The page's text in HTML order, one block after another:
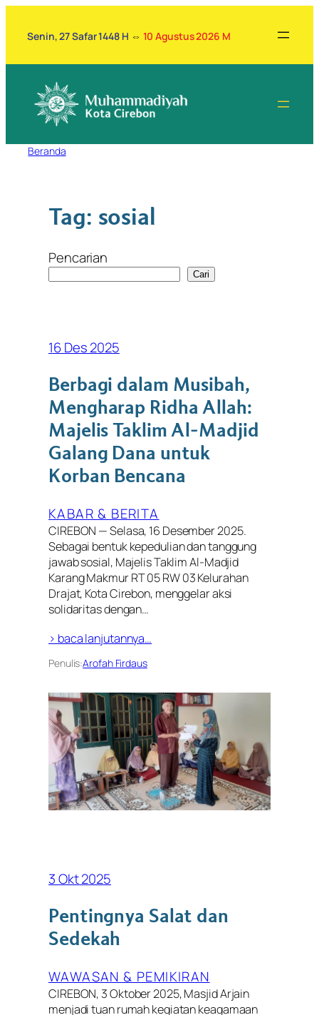
Senin, 27 Safar 1448 H ⇔ 10 Agustus 2026 M
Beranda
Tag: sosial
Pencarian
Cari
16 Des 2025
Berbagi dalam Musibah,
Mengharap Ridha Allah:
Majelis Taklim Al-Madjid
Galang Dana untuk
Korban Bencana
KABAR & BERITA
CIREBON — Selasa, 16 Desember 2025.
Sebagai bentuk kepedulian dan tanggung
jawab sosial, Majelis Taklim Al-Madjid
Karang Makmur RT 05 RW 03 Kelurahan
Drajat, Kota Cirebon, menggelar aksi
solidaritas dengan…
> baca lanjutannya…
Penulis:Arofah Firdaus
3 Okt 2025
Pentingnya Salat dan
Sedekah
WAWASAN & PEMIKIRAN
CIREBON, 3 Oktober 2025, Masjid Arjain
menjadi tuan rumah kegiatan keagamaan